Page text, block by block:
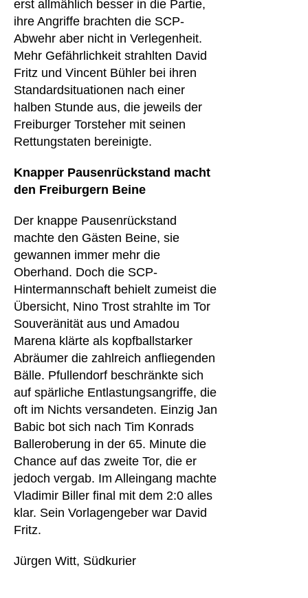
erst allmählich besser in die Partie,
ihre Angriffe brachten die SCP-
Abwehr aber nicht in Verlegenheit.
Mehr Gefährlichkeit strahlten David
Fritz und Vincent Bühler bei ihren
Standardsituationen nach einer
halben Stunde aus, die jeweils der
Freiburger Torsteher mit seinen
Rettungstaten bereinigte.
Knapper Pausenrückstand macht
den Freiburgern Beine
Der knappe Pausenrückstand
machte den Gästen Beine, sie
gewannen immer mehr die
Oberhand. Doch die SCP-
Hintermannschaft behielt zumeist die
Übersicht, Nino Trost strahlte im Tor
Souveränität aus und Amadou
Marena klärte als kopfballstarker
Abräumer die zahlreich anfliegenden
Bälle. Pfullendorf beschränkte sich
auf spärliche Entlastungsangriffe, die
oft im Nichts versandeten. Einzig Jan
Babic bot sich nach Tim Konrads
Balleroberung in der 65. Minute die
Chance auf das zweite Tor, die er
jedoch vergab. Im Alleingang machte
Vladimir Biller final mit dem 2:0 alles
klar. Sein Vorlagengeber war David
Fritz.
Jürgen Witt, Südkurier